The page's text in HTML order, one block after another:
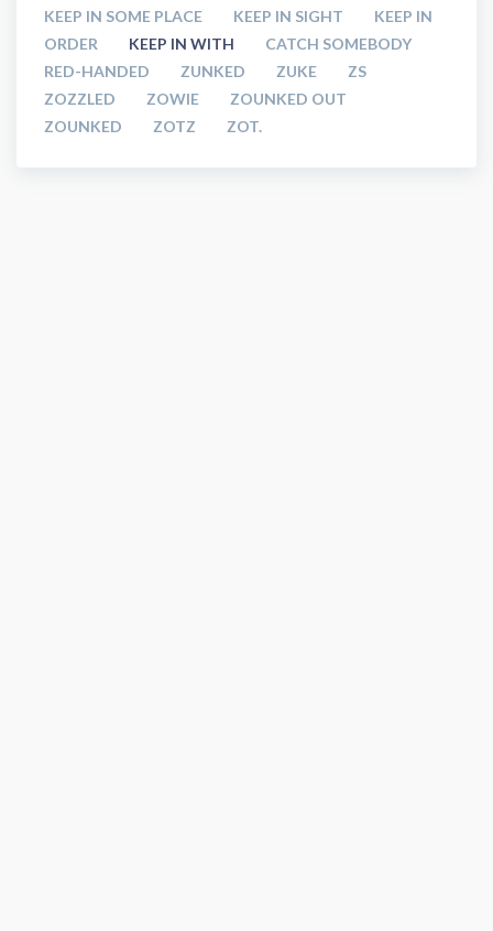
KEEP IN SOME PLACE
KEEP IN SIGHT
KEEP IN
ORDER
KEEP IN WITH
CATCH SOMEBODY
RED-HANDED
ZUNKED ZUKE
ZS
ZOZZLED
ZOWIE
ZOUNKED OUT
ZOUNKED
ZOTZ ZOT.